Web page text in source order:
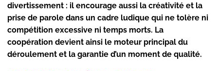
divertissement : il encourage aussi la créativité et la
prise de parole dans un cadre ludique qui ne tolère ni
compétition excessive ni temps morts. La
coopération devient ainsi le moteur principal du
déroulement et la garantie d’un moment de qualité.